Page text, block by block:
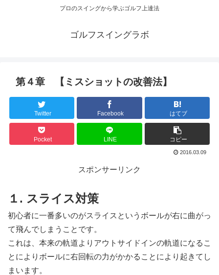
プロのスイングから学ぶゴルフ上達法
ゴルフスイングラボ
第４章 【ミスショットの改善法】
Twitter Facebook はてブ
Pocket LINE コピー
2016.03.09
スポンサーリンク
１. スライス対策
初心者に一番多いのがスライスというボールが右に曲がっ
て飛んでしまうことです。
これは、本来の軌道よりアウトサイドインの軌道になるこ
とによりボールに右回転の力がかかることにより起きてし
まいます。